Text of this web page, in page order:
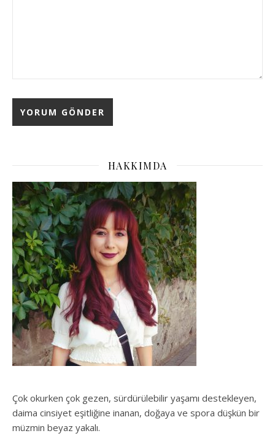
HAKKIMDA
Çok okurken çok gezen, sürdürülebilir yaşamı destekleyen,
daima cinsiyet eşitliğine inanan, doğaya ve spora düşkün bir
müzmin beyaz yakalı.